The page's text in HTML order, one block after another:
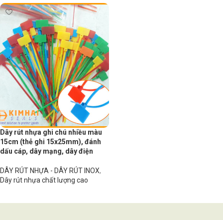
Dây rút nhựa ghi chú nhiều màu
15cm (thẻ ghi 15x25mm), đánh
dấu cáp, dây mạng, dây điện
DÂY RÚT NHỰA - DÂY RÚT INOX,
Dây rút nhựa chất lượng cao